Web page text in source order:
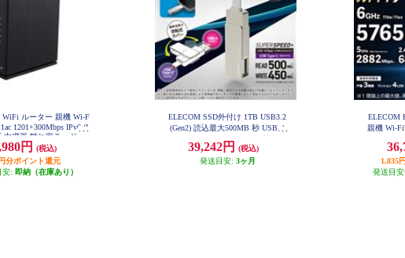
WiFi ルーター 親機 Wi-F
1201+300Mbps IPv6 (I
中継器 離れ家モード ブ
WRC-X1500GS2-B
円
(税込)
分ポイント還元
安: 即納（在庫あり）
ELECOM SSD外付け 1TB USB3.2
(Gen2) 読込最大500MB 秒 USBメ
peC USB-A両対応 シルバー ESD-E
PA1000GSV
39,242円
(税込)
発送目安: 3ヶ月
ELECOM
親機 Wi-
bps AIセ
1,835
発送目